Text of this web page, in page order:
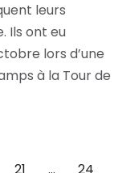
leurs
Ils ont eu
lors d’une
à la Tour de